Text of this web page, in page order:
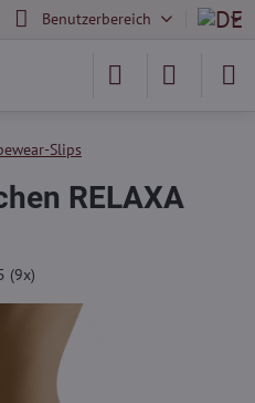
Benutzerbereich
Slips
RELAXA
(9x)